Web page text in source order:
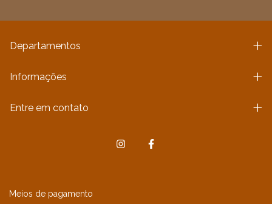
Departamentos
Informações
Entre em contato
Meios de pagamento